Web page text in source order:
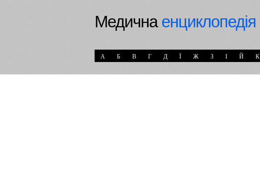
Медичнаенциклопедія
А Б В Г Д Ї Ж З І Й К